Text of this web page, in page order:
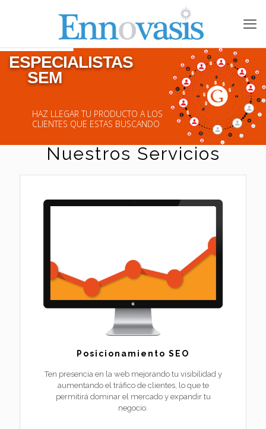
ESPECIALISTAS
HAZ LLEGAR TU PRODUCTO A LOS
CLIENTES QUE ESTAS BUSCANDO
SEM
Nuestros Servicios
Posicionamiento SEO
Ten presencia en la web mejorando tu visibilidad y
aumentando el tráfico de clientes, lo que te
permitirá dominar el mercado y expandir tu
negocio.